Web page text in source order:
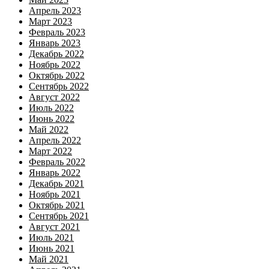
Апрель 2023
Март 2023
Февраль 2023
Январь 2023
Декабрь 2022
Ноябрь 2022
Октябрь 2022
Сентябрь 2022
Август 2022
Июль 2022
Июнь 2022
Май 2022
Апрель 2022
Март 2022
Февраль 2022
Январь 2022
Декабрь 2021
Ноябрь 2021
Октябрь 2021
Сентябрь 2021
Август 2021
Июль 2021
Июнь 2021
Май 2021